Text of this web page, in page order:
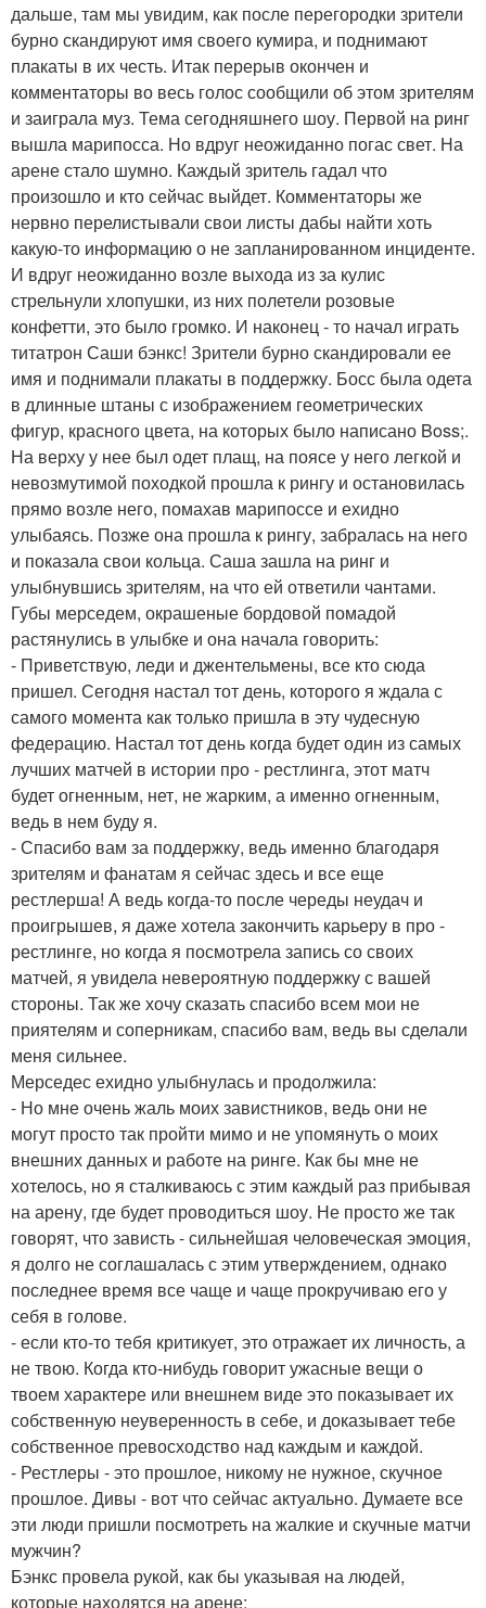
дальше, там мы увидим, как после перегородки зрители
бурно скандируют имя своего кумира, и поднимают
плакаты в их честь. Итак перерыв окончен и
комментаторы во весь голос сообщили об этом зрителям
и заиграла муз. Тема сегодняшнего шоу. Первой на ринг
вышла марипосса. Но вдруг неожиданно погас свет. На
арене стало шумно. Каждый зритель гадал что
произошло и кто сейчас выйдет. Комментаторы же
нервно перелистывали свои листы дабы найти хоть
какую-то информацию о не запланированном инциденте.
И вдруг неожиданно возле выхода из за кулис
стрельнули хлопушки, из них полетели розовые
конфетти, это было громко. И наконец - то начал играть
титатрон Саши бэнкс! Зрители бурно скандировали ее
имя и поднимали плакаты в поддержку. Босс была одета
в длинные штаны с изображением геометрических
фигур, красного цвета, на которых было написано Boss;.
На верху у нее был одет плащ, на поясе у него легкой и
невозмутимой походкой прошла к рингу и остановилась
прямо возле него, помахав марипоссе и ехидно
улыбаясь. Позже она прошла к рингу, забралась на него
и показала свои кольца. Саша зашла на ринг и
улыбнувшись зрителям, на что ей ответили чантами.
Губы мерседем, окрашеные бордовой помадой
растянулись в улыбке и она начала говорить:
- Приветствую, леди и джентельмены, все кто сюда
пришел. Сегодня настал тот день, которого я ждала с
самого момента как только пришла в эту чудесную
федерацию. Настал тот день когда будет один из самых
лучших матчей в истории про - рестлинга, этот матч
будет огненным, нет, не жарким, а именно огненным,
ведь в нем буду я.
- Спасибо вам за поддержку, ведь именно благодаря
зрителям и фанатам я сейчас здесь и все еще
рестлерша! А ведь когда-то после череды неудач и
проигрышев, я даже хотела закончить карьеру в про -
рестлинге, но когда я посмотрела запись со своих
матчей, я увидела невероятную поддержку с вашей
стороны. Так же хочу сказать спасибо всем мои не
приятелям и соперникам, спасибо вам, ведь вы сделали
меня сильнее.
Мерседес ехидно улыбнулась и продолжила:
- Но мне очень жаль моих завистников, ведь они не
могут просто так пройти мимо и не упомянуть о моих
внешних данных и работе на ринге. Как бы мне не
хотелось, но я сталкиваюсь с этим каждый раз прибывая
на арену, где будет проводиться шоу. Не просто же так
говорят, что зависть - сильнейшая человеческая эмоция,
я долго не соглашалась с этим утверждением, однако
последнее время все чаще и чаще прокручиваю его у
себя в голове.
- если кто-то тебя критикует, это отражает их личность, а
не твою. Когда кто-нибудь говорит ужасные вещи о
твоем характере или внешнем виде это показывает их
собственную неуверенность в себе, и доказывает тебе
собственное превосходство над каждым и каждой.
- Рестлеры - это прошлое, никому не нужное, скучное
прошлое. Дивы - вот что сейчас актуально. Думаете все
эти люди пришли посмотреть на жалкие и скучные матчи
мужчин?
Бэнкс провела рукой, как бы указывая на людей,
которые находятся на арене: